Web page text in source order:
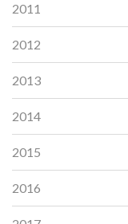
2011
2012
2013
2014
2015
2016